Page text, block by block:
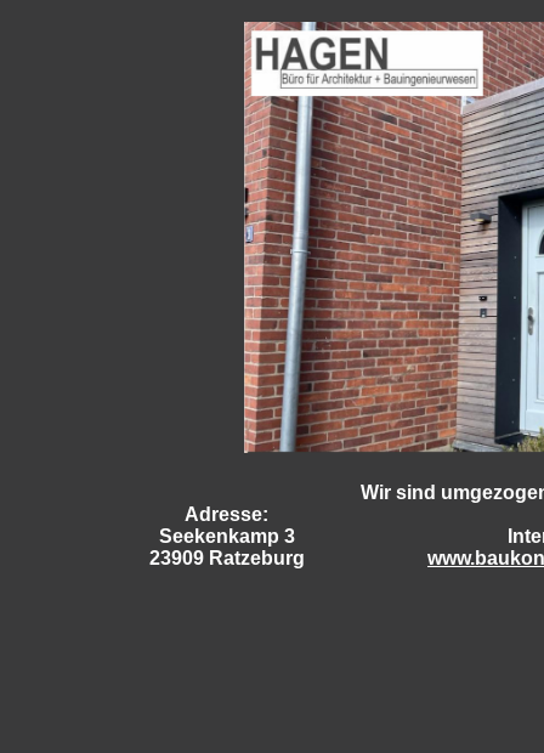
Adresse:
Seekenkamp 3
23909 Ratzeburg
Wir sind